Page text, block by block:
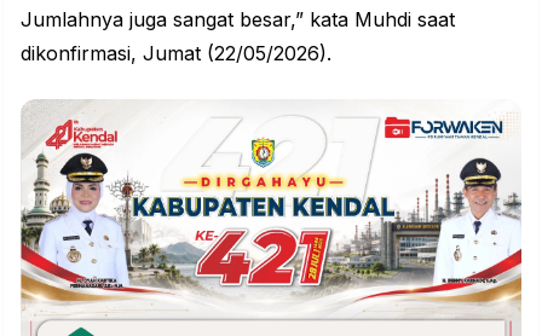
Jumlahnya juga sangat besar,” kata Muhdi saat
dikonfirmasi, Jumat (22/05/2026).